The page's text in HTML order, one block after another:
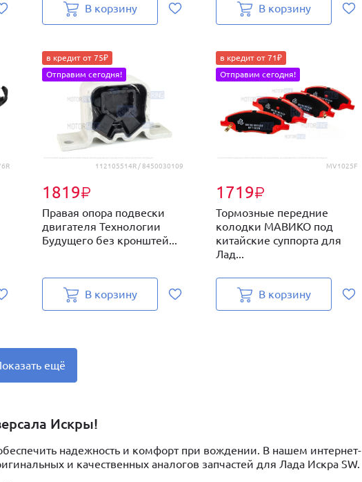
В корзину В корзину
112105514R / 8450030109
1819₽
в кредит от 75₽
Отправим сегодня!
Правая опора подвески
двигателя Технологии
Будущего без кронштей...
В корзину
MV1025F
1719₽
в кредит от 71₽
Отправим сегодня!
Тормозные передние
колодки МАВИКО под
китайские суппорта для
Лад...
В корзину
ещё
Искры!
надежность и комфорт при вождении. В нашем интернет-
и качественных аналогов запчастей для Лада Искра SW.